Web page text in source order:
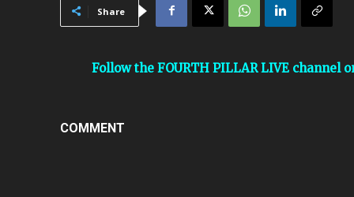
Share
Follow the FOURTH PILLAR LIVE channel
COMMENT